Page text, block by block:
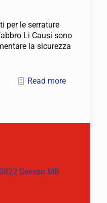
per le serrature
Li Causi sono
la sicurezza
Read more
Seveso MB